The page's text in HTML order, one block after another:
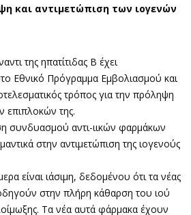
και αντιμετώπιση των ιογενών
της ηπατίτιδας Β έχει
Εθνικό Πρόγραμμα Εμβολιασμού και
τρόπος για την πρόληψη
επιπλοκών της.
συνδυασμού αντι-ιικών φαρμάκων
στην αντιμετώπιση της ιογενούς
είναι ιάσιμη, δεδομένου ότι τα νέας
στην πλήρη κάθαρση του ιού
Τα νέα αυτά φάρμακα έχουν